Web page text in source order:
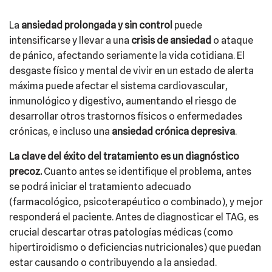
La ansiedad prolongada y sin control puede
intensificarse y llevar a una crisis de ansiedad o ataque
de pánico, afectando seriamente la vida cotidiana. El
desgaste físico y mental de vivir en un estado de alerta
máxima puede afectar el sistema cardiovascular,
inmunológico y digestivo, aumentando el riesgo de
desarrollar otros trastornos físicos o enfermedades
crónicas, e incluso una ansiedad crónica depresiva.
La clave del éxito del tratamiento es un diagnóstico
precoz.Cuanto antes se identifique el problema, antes
se podrá iniciar el tratamiento adecuado
(farmacológico, psicoterapéutico o combinado), y mejor
responderá el paciente. Antes de diagnosticar el TAG, es
crucial descartar otras patologías médicas (como
hipertiroidismo o deficiencias nutricionales) que puedan
estar causando o contribuyendo a la ansiedad.